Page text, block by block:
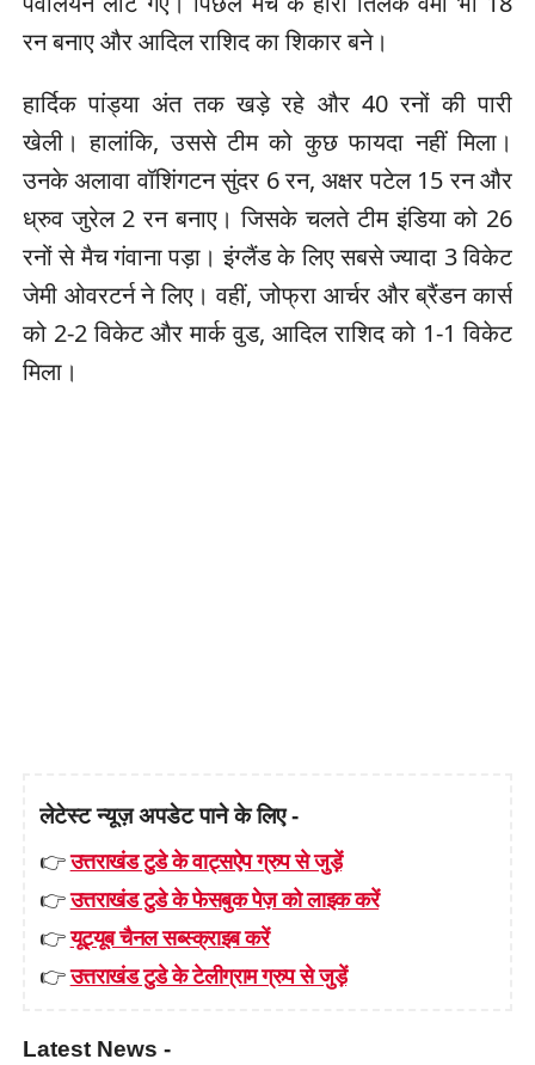
रन बनाए और आदिल राशिद का शिकार बने।
हार्दिक पांड्या अंत तक खड़े रहे और 40 रनों की पारी
खेली। हालांकि, उससे टीम को कुछ फायदा नहीं मिला।
उनके अलावा वॉशिंगटन सुंदर 6 रन, अक्षर पटेल 15 रन और
ध्रुव जुरेल 2 रन बनाए। जिसके चलते टीम इंडिया को 26
रनों से मैच गंवाना पड़ा। इंग्लैंड के लिए सबसे ज्यादा 3 विकेट
जेमी ओवरटर्न ने लिए। वहीं, जोफ्रा आर्चर और ब्रैंडन कार्स
को 2-2 विकेट और मार्क वुड, आदिल राशिद को 1-1 विकेट
मिला।
लेटेस्ट न्यूज़ अपडेट पाने के लिए -
👉उत्तराखंड टुडे के वाट्सऐप ग्रुप से जुड़ें
👉उत्तराखंड टुडे के फेसबुक पेज़ को लाइक करें
👉यूट्यूब चैनल सब्स्क्राइब करें
👉उत्तराखंड टुडे के टेलीग्राम ग्रुप से जुड़ें
Latest News -